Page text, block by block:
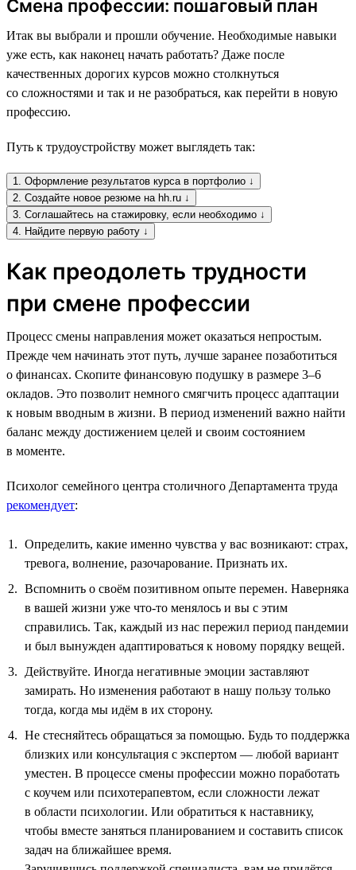
Смена профессии: пошаговый план
Итак вы выбрали и прошли обучение. Необходимые навыки
уже есть, как наконец начать работать? Даже после
качественных дорогих курсов можно столкнуться
со сложностями и так и не разобраться, как перейти в новую
профессию.
Путь к трудоустройству может выглядеть так:
1. Оформление результатов курса в портфолио ↓
2. Создайте новое резюме на hh.ru ↓
3. Соглашайтесь на стажировку, если необходимо ↓
4. Найдите первую работу ↓
Как преодолеть трудности
при смене профессии
Процесс смены направления может оказаться непростым.
Прежде чем начинать этот путь, лучше заранее позаботиться
о финансах. Скопите финансовую подушку в размере 3–6
окладов. Это позволит немного смягчить процесс адаптации
к новым вводным в жизни. В период изменений важно найти
баланс между достижением целей и своим состоянием
в моменте.
Психолог семейного центра столичного Департамента труда
рекомендует:
Определить, какие именно чувства у вас возникают: страх,
тревога, волнение, разочарование. Признать их.
Вспомнить о своём позитивном опыте перемен. Наверняка
в вашей жизни уже что-то менялось и вы с этим
справились. Так, каждый из нас пережил период пандемии
и был вынужден адаптироваться к новому порядку вещей.
Действуйте. Иногда негативные эмоции заставляют
замирать. Но изменения работают в нашу пользу только
тогда, когда мы идём в их сторону.
Не стесняйтесь обращаться за помощью. Будь то поддержка
близких или консультация с экспертом — любой вариант
уместен. В процессе смены профессии можно поработать
с коучем или психотерапевтом, если сложности лежат
в области психологии. Или обратиться к наставнику,
чтобы вместе заняться планированием и составить список
задач на ближайшее время.